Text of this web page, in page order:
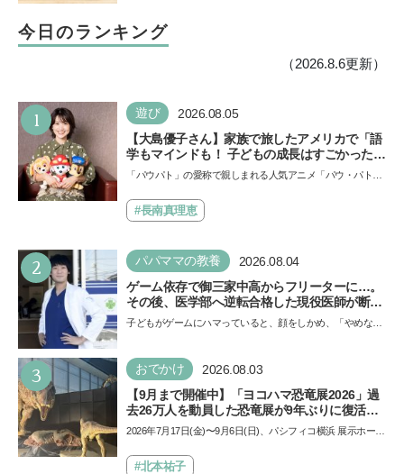
今日のランキング
（2026.8.6更新）
1 遊び 2026.08.05
【大島優子さん】家族で旅したアメリカで「語
学もマインドも！ 子どもの成長はすごかった」
声優をつとめた映画『パウ・パトロール ザ・ダ
できると子どもに知ってほしい
「パウパト」の愛称で親しまれる人気アニメ「パウ・パトロ
ザ…#長南真理恵
2 パパママの教養 2026.08.04
ゲーム依存で御三家中高からフリーターに…。
その後、医学部へ逆転合格した現役医師が断言
「ゲームの経験が受験勉強に役立った」そう考
子どもがゲームにハマっていると、顔をしかめ、「やめなさ
い…
3 おでかけ 2026.08.03
【9月まで開催中】「ヨコハマ恐竜展2026」過
去26万人を動員した恐竜展が9年ぶりに復活！
夏休みのおでかけで楽しむポイントを完全ガイ
2026年7月17日(金)〜9月6日(日)、パシフィコ横浜 展示ホール
催…#北本祐子